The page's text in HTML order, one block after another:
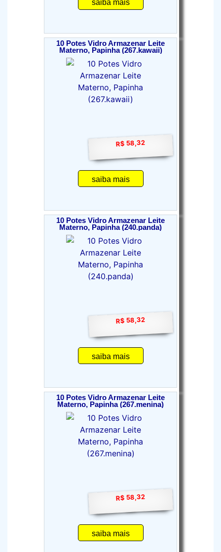
saiba mais
10 Potes Vidro Armazenar Leite
Materno, Papinha (267.kawaii)
R$ 58,32
saiba mais
10 Potes Vidro Armazenar Leite
Materno, Papinha (240.panda)
R$ 58,32
saiba mais
10 Potes Vidro Armazenar Leite
Materno, Papinha (267.menina)
R$ 58,32
saiba mais